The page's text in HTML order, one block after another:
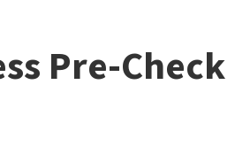
Pre-Check